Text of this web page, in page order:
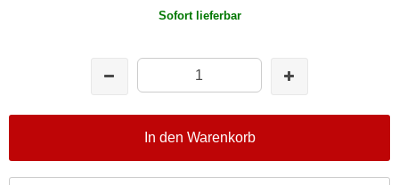
Sofort lieferbar
In den Warenkorb